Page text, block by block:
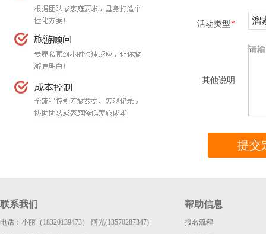
活动类型* 溜
其他说明
提交
联系我们
电话：小丽（18320139473） 阿光(13570287347)
帮助信息
报名流程